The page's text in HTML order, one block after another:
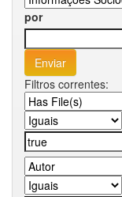
por
Filtros correntes: